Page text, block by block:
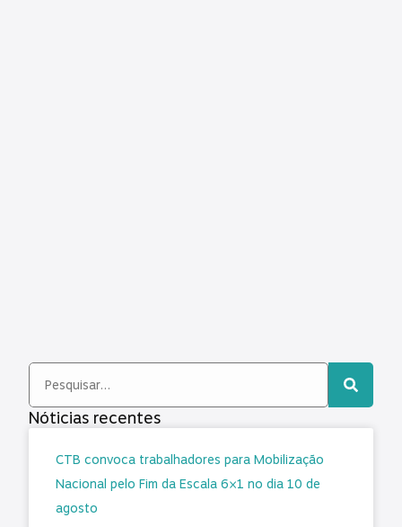
Nóticias recentes
CTB convoca trabalhadores para Mobilização
Nacional pelo Fim da Escala 6×1 no dia 10 de
agosto